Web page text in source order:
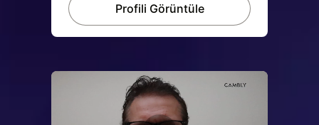
Profili Görüntüle